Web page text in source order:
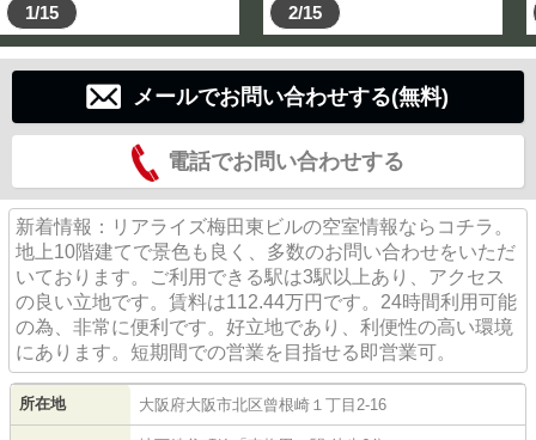
1/15 2/15
メールでお問い合わせする(無料)
電話でお問い合わせする
新着情報：リアライズ梅田東ビルの空室情報ならコチラ。
地上10階建てで景色も良く、多数のお問い合わせをいただ
いております。ご利用できる駅は3駅以上あり、アクセス
の良い立地です。賃料は112.44万円です。24時間利用可能
の為、非常に便利です。好立地であり、利便性の高い環境
にあります。短期間での営業を目指せる即営業可。
所在地 大阪府大阪市北区曾根崎 １丁目2-16